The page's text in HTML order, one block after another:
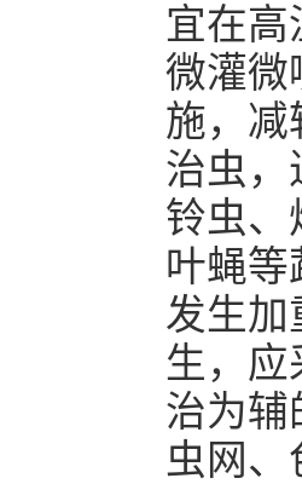
宜在高
微灌微
施，减
治虫，
铃虫、
叶蝇等
发生加
生，应
治为辅
虫网、